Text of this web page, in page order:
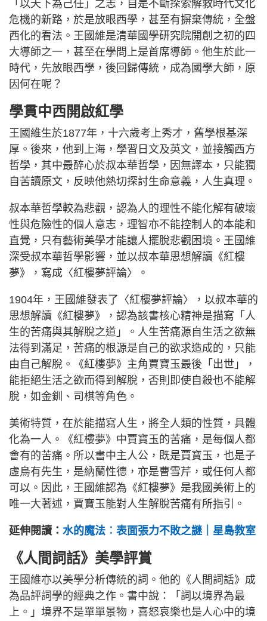
「以天下為己任」之志，自是不斷探索解救時代文化
危機的新路，於是放眼西學，甚至有摒棄傳統，全盤
西化的看法。王國維是清華國學研究院開創之初的四
大導師之一，甚至在學問上是首席導師。他生於此一
時代，先放眼西學，後回歸傳統，成為國學大師，原
因何在呢？
學貫中西開啟紅學
王國維生於1877年，十六歲考上秀才，舊學根基深
厚。後來，他到上海，學習日文及英文，並接觸西方
哲學，其中最醉心於叔本華哲學，因無譯本，只能獨
自苦讀原文，反映他熱切探討生命意義，人生真理。
叔本華哲學較為悲觀，認為人的理性不能化解有破壞
性與危險性的個人意志，理智亦不能控制人的本能和
直覺，只有藝術美學才能讓人擺脫悲觀困境。王國維
深受叔本華哲學影響，並以叔本華思想解讀《紅樓
夢》，寫成〈紅樓夢評論〉。
1904年，王國維發表了〈紅樓夢評論〉，以叔本華的
思想解讀《紅樓夢》，認為該書核心精神是描寫「人
生的苦痛與其解脫之道」。人生苦痛源自生活之欲無
法得到滿足，苦痛的根源是自己的欲求造成的，只能
由自己解脫。《紅樓夢》主角賈寶玉最後「出世」，
能拒絕生活之欲而得到解脫，否則即使自殺也不能解
脫，如金釧、司棋等角色。
美術特質，在於能描寫人生，將全人類的性質，具體
化為一人。《紅樓夢》中賈寶玉的苦痛，是每個人都
會有的苦痛。所以書中主人公，既是賈寶玉，也是子
虛烏有先生，是納蘭性德，亦是曹雪芹，或任何人都
可以。因此，王國維認為《紅樓夢》是我國美術上的
唯一大著述，賈寶玉能對人生解脫苦痛有所指引。
延伸閱讀： 水的魔法︰表面張力不敗之謎｜星島教室
《人間詞話》美學評賞
王國維亦以美學分析傳統的詞。他的《人間詞話》成
為品評詞學的經典之作。書中說：「詞以境界為最
上。」境界不是單單景物，喜怒哀樂也是人心中的境